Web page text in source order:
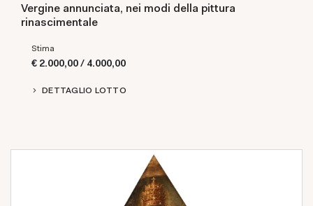
Vergine annunciata, nei modi della pittura
rinascimentale
Stima
€ 2.000,00 / 4.000,00
DETTAGLIO LOTTO